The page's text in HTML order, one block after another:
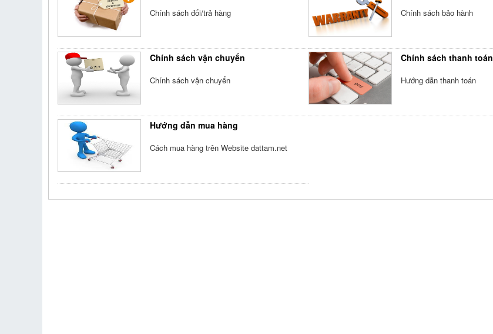
Chính sách đổi/trả hàng Chính sách bảo hành
Chính sách vận chuyển
Chính sách vận chuyển
Chính sách thanh toán
Hướng dẫn thanh toán
Hướng dẫn mua hàng
Cách mua hàng trên Website dattam.net